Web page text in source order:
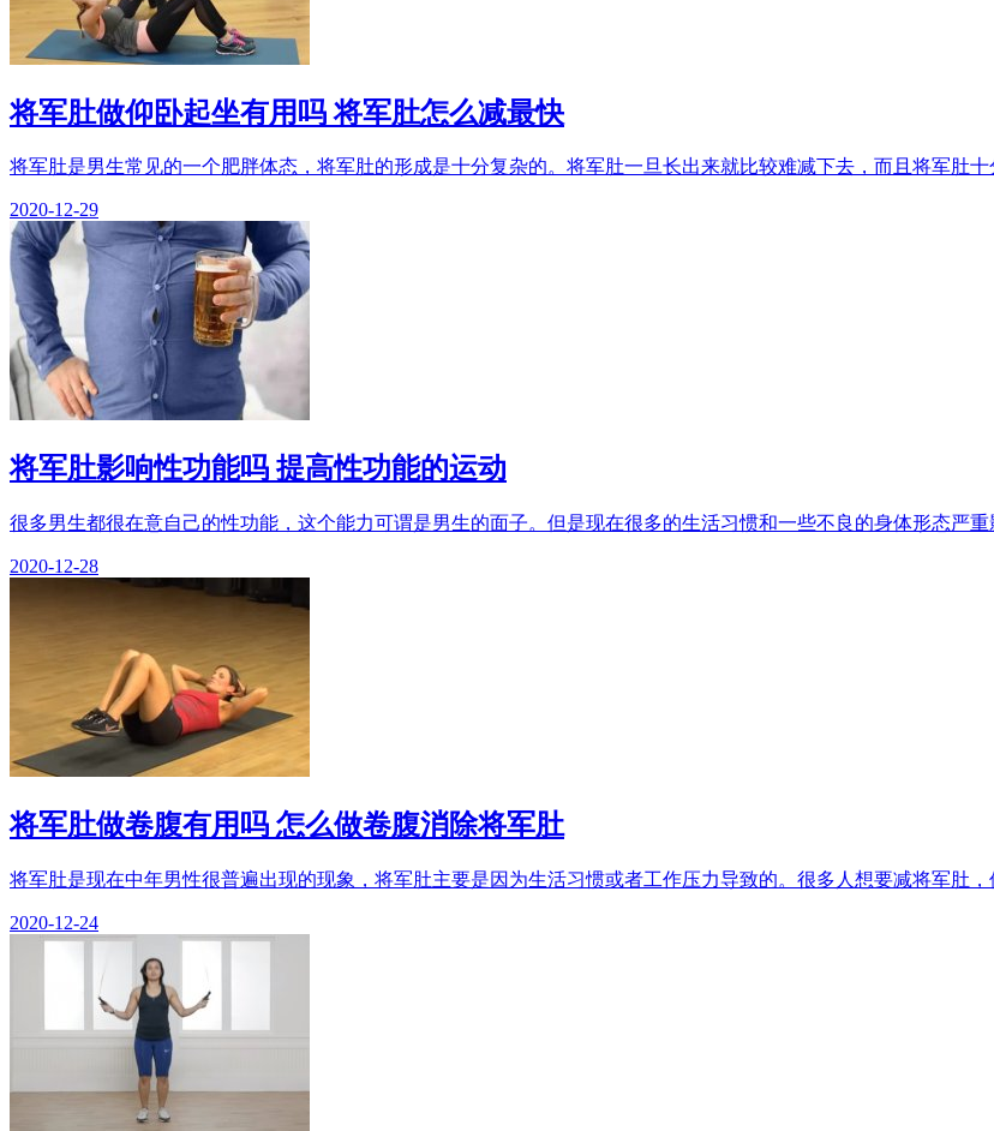
将军肚做仰卧起坐有用吗 将军肚怎么减最快
将军肚是男生常见的一个肥胖体态，将军肚的形成是十分复杂的。将军肚一旦长出来就比较难减下去，而且将军肚
2020-12-29
将军肚影响性功能吗 提高性功能的运动
很多男生都很在意自己的性功能，这个能力可谓是男生的面子。但是现在很多的生活习惯和一些不良的身体形态严
2020-12-28
将军肚做卷腹有用吗 怎么做卷腹消除将军肚
将军肚是现在中年男性很普遍出现的现象，将军肚主要是因为生活习惯或者工作压力导致的。很多人想要减将军肚
2020-12-24